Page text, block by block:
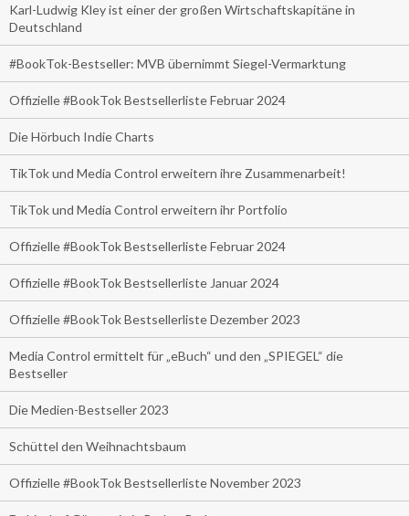
Karl-Ludwig Kley ist einer der großen Wirtschaftskapitäne in
Deutschland
#BookTok-Bestseller: MVB übernimmt Siegel-Vermarktung
Offizielle #BookTok Bestsellerliste Februar 2024
Die Hörbuch Indie Charts
TikTok und Media Control erweitern ihre Zusammenarbeit!
TikTok und Media Control erweitern ihr Portfolio
Offizielle #BookTok Bestsellerliste Februar 2024
Offizielle #BookTok Bestsellerliste Januar 2024
Offizielle #BookTok Bestsellerliste Dezember 2023
Media Control ermittelt für „eBuch“ und den „SPIEGEL“ die
Bestseller
Die Medien-Bestseller 2023
Schüttel den Weihnachtsbaum
Offizielle #BookTok Bestsellerliste November 2023